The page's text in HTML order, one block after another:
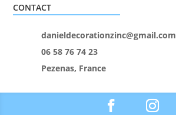
CONTACT
danieldecorationzinc@gmail.com
06 58 76 74 23
Pezenas, France